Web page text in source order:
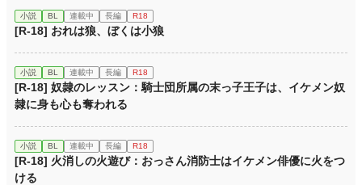
小説 BL 連載中 長編 R18
[R-18] おれは狼、ぼくは小狼
小説 BL 連載中 長編 R18
[R-18] 奴隷のレッスン：騎士団所属の末っ子王子は、イケメン奴
隷に身も心も奪われる
小説 BL 連載中 長編 R18
[R-18] 火消しの火遊び：おっさん消防士はイケメン俳優に火をつ
ける